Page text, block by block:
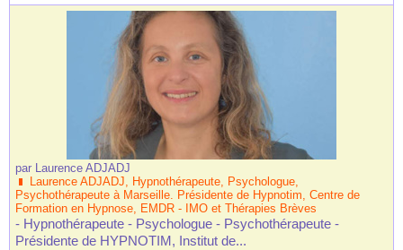
par Laurence ADJADJ
Laurence ADJADJ, Hypnothérapeute, Psychologue,
Psychothérapeute à Marseille. Présidente de Hypnotim, Centre de
Formation en Hypnose, EMDR - IMO et Thérapies Brèves
- Hypnothérapeute - Psychologue - Psychothérapeute -
Présidente de HYPNOTIM, Institut de...